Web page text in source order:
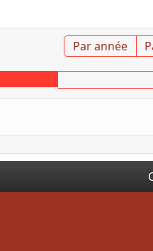
Par année